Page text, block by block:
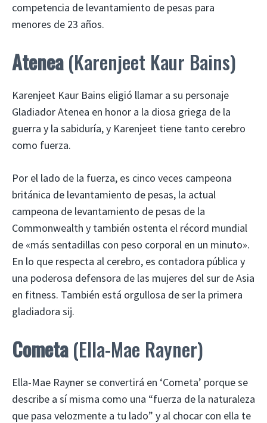
competencia de levantamiento de pesas para
menores de 23 años.
Atenea(Karenjeet Kaur Bains)
Karenjeet Kaur Bains eligió llamar a su personaje
Gladiador Atenea en honor a la diosa griega de la
guerra y la sabiduría, y Karenjeet tiene tanto cerebro
como fuerza.
Por el lado de la fuerza, es cinco veces campeona
británica de levantamiento de pesas, la actual
campeona de levantamiento de pesas de la
Commonwealth y también ostenta el récord mundial
de «más sentadillas con peso corporal en un minuto».
En lo que respecta al cerebro, es contadora pública y
una poderosa defensora de las mujeres del sur de Asia
en fitness. También está orgullosa de ser la primera
gladiadora sij.
Cometa(Ella-Mae Rayner)
Ella-Mae Rayner se convertirá en ‘Cometa’ porque se
describe a sí misma como una “fuerza de la naturaleza
que pasa velozmente a tu lado” y al chocar con ella te